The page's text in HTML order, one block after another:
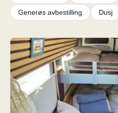
Generøs avbestilling Dusj